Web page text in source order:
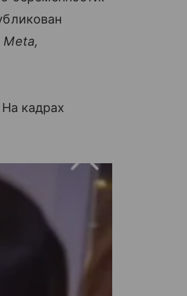
Meta,
кадрах